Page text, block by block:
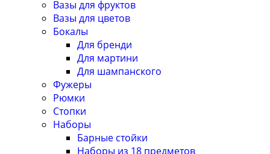
Вазы для фруктов
Вазы для цветов
Бокалы
Для бренди
Для мартини
Для шампанского
Фужеры
Рюмки
Стопки
Наборы
Барные стойки
Наборы из 18 предметов